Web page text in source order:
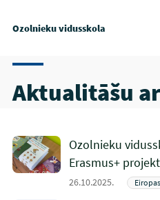
Ozolnieku vidusskola
Aktualitāšu
Ozolnieku
Erasmus+
26.10.2025.